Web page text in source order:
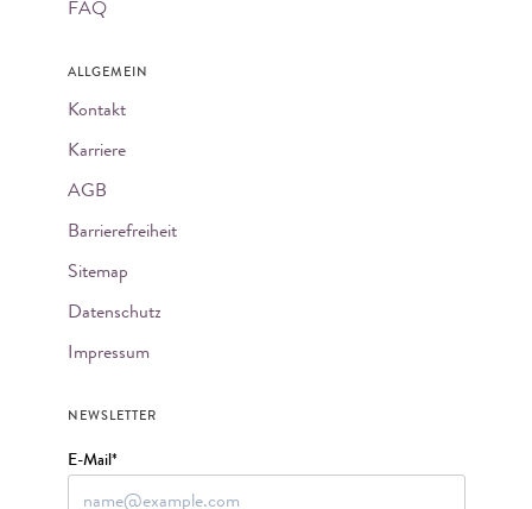
FAQ
ALLGEMEIN
Kontakt
Karriere
AGB
Barrierefreiheit
Sitemap
Datenschutz
Impressum
NEWSLETTER
E-Mail*